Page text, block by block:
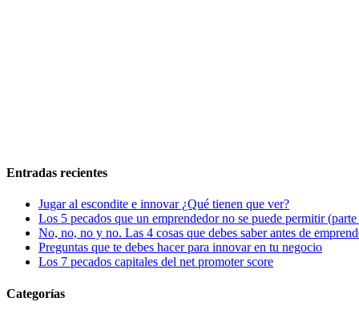
Entradas recientes
Jugar al escondite e innovar ¿Qué tienen que ver?
Los 5 pecados que un emprendedor no se puede permitir
No, no, no y no. Las 4 cosas que debes saber antes de
Preguntas que te debes hacer para innovar en tu negocio
Los 7 pecados capitales del net promoter score
Categorías